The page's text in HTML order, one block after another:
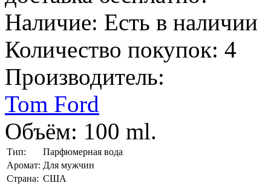
Наличие: Есть в наличии
Количество покупок: 4
Производитель:
Tom Ford
Объём: 100 ml.
Тип:
Парфюмерная вода
Аромат: Для мужчин
Страна: США